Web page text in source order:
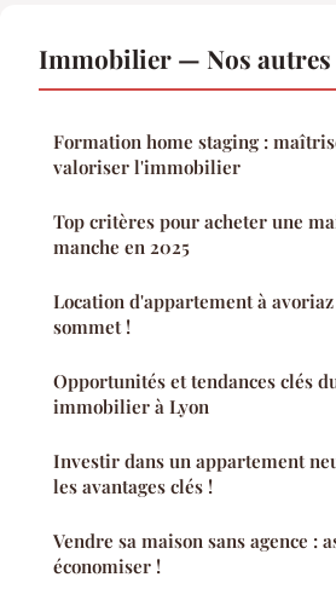
Immobilier — Nos autres
Formation home staging :
valoriser l'immobilier
Top critères pour acheter une
manche en 2025
Location d'appartement à avoriaz
sommet !
Opportunités et tendances clés
immobilier à Lyon
Investir dans un appartement
les avantages clés !
Vendre sa maison sans agence :
économiser !